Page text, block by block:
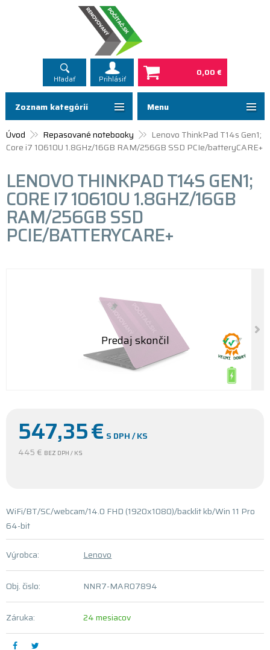
Hľadať Prihlásiť
0,00 €
Menu
Úvod Repasované notebooky
Lenovo ThinkPad T14s Gen1;
Core i7 10610U 1.8GHz/16GB RAM/256GB SSD PCIe/batteryCARE+
LENOVO THINKPAD T14S GEN1;
CORE I7 10610U 1.8GHZ/16GB
RAM/256GB SSD
PCIE/BATTERYCARE+
547,35€ S DPH / KS
445 € BEZ DPH / KS
WiFi/BT/SC/webcam/14.0 FHD (1920x1080)/backlit kb/Win 11 Pro
64-bit
Výrobca: Lenovo
Obj. čislo: NNR7-MAR07894
Záruka: 24 mesiacov
Zoznam kategórií